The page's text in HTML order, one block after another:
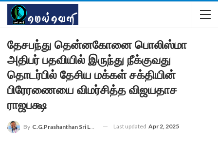
தேசபந்து தென்னகோனை பொலிஸ்மா
அதிபர் பதவியில் இருந்து நீக்குவது
தொடர்பில் தேசிய மக்கள் சக்தியின்
பிரேரணையை விமர்சித்த விஜயதாச
ராஜபக்ஷ
By C.G.Prashanthan Sri Lanka - Colombo Reporter For MEIVELI Last updated Apr 2, 2025